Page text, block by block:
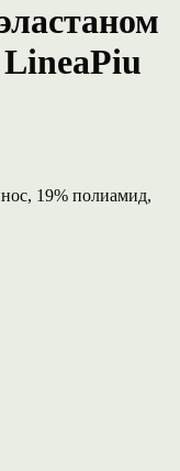
LineaPiu
19% полиамид,